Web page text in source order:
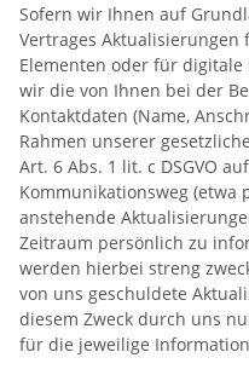
Sofern wir Ihnen auf
Vertrages
Elementen oder für
wir die von Ihnen bei der
Kontaktdaten (Name,
Rahmen unserer
Art. 6 Abs. 1 lit. c DSGVO
Kommunikationsweg (etwa
anstehende
Zeitraum persönlich zu
werden hierbei streng
von uns geschuldete
diesem Zweck durch uns
für die jeweilige